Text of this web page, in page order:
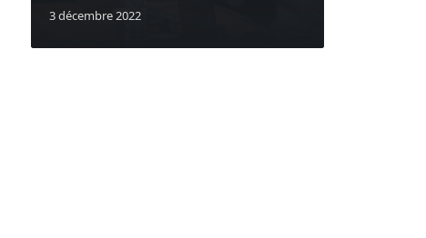
3 décembre 2022